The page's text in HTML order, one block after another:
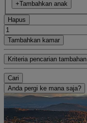
+Tambahkan anak
Hapus
Tambahkan kamar
Kriteria pencarian tambahan
Cari
Anda pergi ke mana saja?